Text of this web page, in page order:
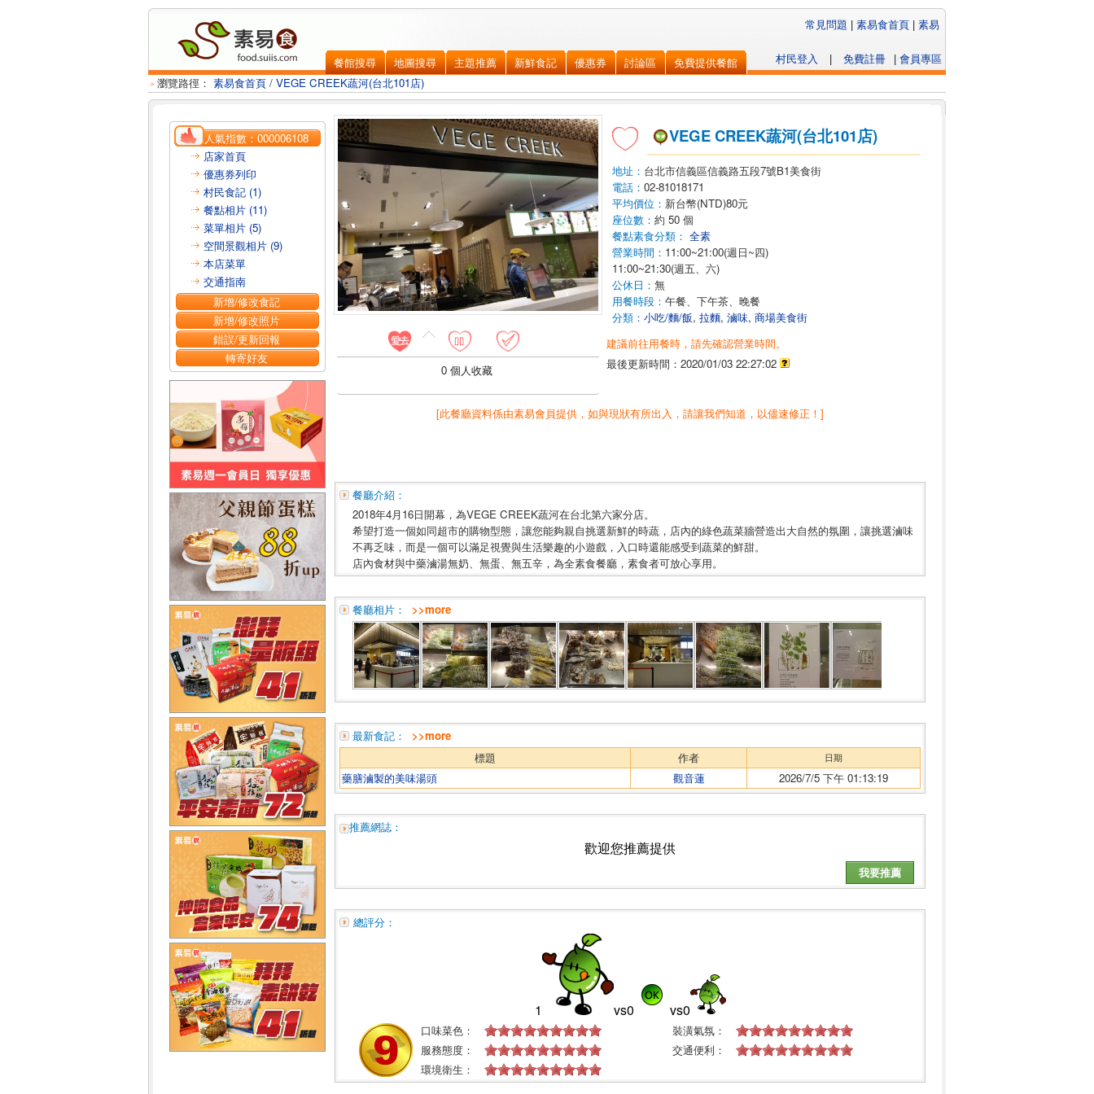
餐館搜尋 地圖搜尋 主題推薦 新鮮食記 優惠券 討論區 免費提供餐館 | 會員專區
免費註冊
|
村民登入
常見問題 | 素易食首頁 | 素易
瀏覽路徑： 素易食首頁 / VEGE CREEK蔬河(台北101店)
人氣指數：000006108
店家首頁
優惠券列印
村民食記 (1)
餐點相片 (11)
菜單相片 (5)
空間景觀相片 (9)
本店菜單
交通指南
新增/修改食記
新增/修改照片
錯誤/更新回報
轉寄好友
0 個人收藏
VEGE CREEK蔬河(台北101店)
地址： 台北市信義區信義路五段7號B1美食街
電話： 02-81018171
平均價位： 新台幣(NTD)80元
座位數： 約 50 個
餐點素食分類： 全素
營業時間： 11:00~21:00(週日~四)
11:00~21:30(週五、六)
公休日： 無
用餐時段： 午餐、下午茶、晚餐
分類： 小吃/麵/飯, 拉麵, 滷味, 商場美食街
建議前往用餐時，請先確認營業時間。
最後更新時間： 2020/01/03 22:27:02
[此餐廳資料係由素易會員提供，如與現狀有所出入，請讓我們知道，以儘速修正！]
餐廳介紹：
2018年4月16日開幕，為VEGE CREEK蔬河在台北第六家分店。
希望打造一個如同超市的購物型態，讓您能夠親自挑選新鮮的時蔬，店內的綠色蔬菜牆營造出大自然的氛圍，讓挑選滷味
不再乏味，而是一個可以滿足視覺與生活樂趣的小遊戲，入口時還能感受到蔬菜的鮮甜。
店內食材與中藥滷湯無奶、無蛋、無五辛，為全素食餐廳，素食者可放心享用。
餐廳相片： >>more
最新食記： >>more
標題
作者 日期
藥膳滷製的美味湯頭 觀音蓮 2026/7/5 下午 01:13:19
推薦網誌：
歡迎您推薦提供
我要推薦
總評分：
1 vs0 vs0
口味菜色：
裝潢氣氛：
服務態度：
交通便利：
環境衛生：